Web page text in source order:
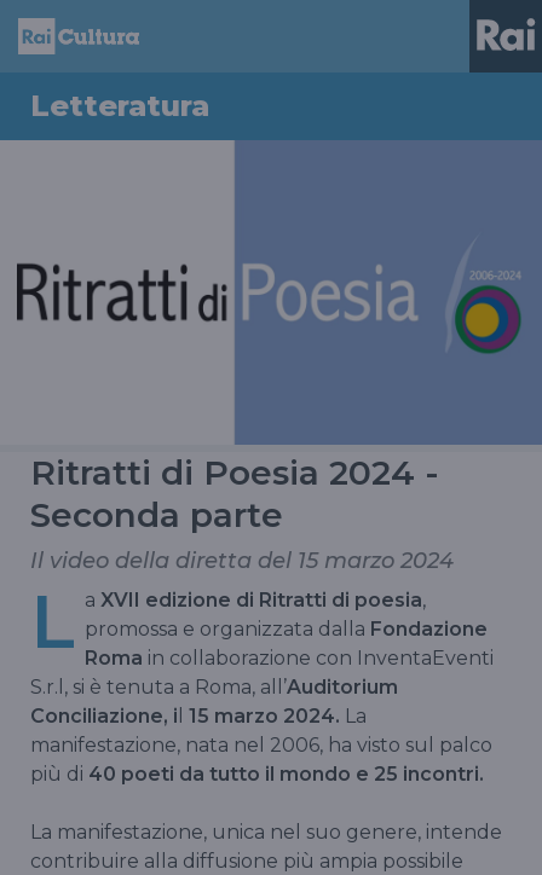
Letteratura
Ritratti di Poesia 2024 -
Seconda parte
Il video della diretta del 15 marzo 2024
L a XVII edizione di Ritratti di poesia,
promossa e organizzata dalla Fondazione
Roma in collaborazione con InventaEventi
S.r.l, si è tenuta a Roma, all’Auditorium
Conciliazione, i 15 marzo 2024. La
manifestazione, nata nel 2006, ha visto sul palco
più di 40 poeti da tutto il mondo e 25 incontri.
La manifestazione, unica nel suo genere, intende
contribuire alla diffusione più ampia possibile